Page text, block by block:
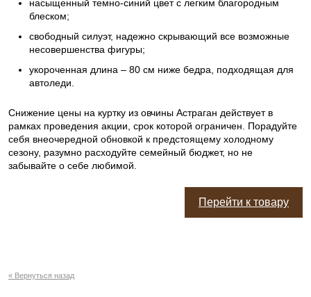
насыщенный темно-синий цвет с легким благородным
блеском;
свободный силуэт, надежно скрывающий все возможные
несовершенства фигуры;
укороченная длина – 80 см ниже бедра, подходящая для
автоледи.
Снижение цены на куртку из овчины Астраган действует в
рамках проведения акции, срок которой ограничен. Порадуйте
себя внеочередной обновкой к предстоящему холодному
сезону, разумно расходуйте семейный бюджет, но не
забывайте о себе любимой.
Перейти к товару
« Вернуться назад